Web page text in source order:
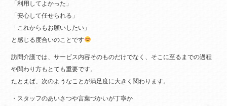
「利用してよかった」
「安心して任せられる」
「これからもお願いしたい」
と感じる度合いのことです
訪問介護では、サービス内容そのものだけでなく、そこに至るまでの過程
や関わり方もとても重要です。
たとえば、次のようなことが満足度に大きく関わります。
・スタッフのあいさつや言葉づかいが丁寧か